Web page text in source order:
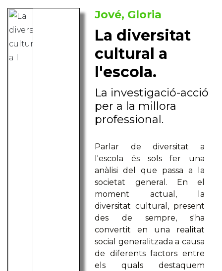
Jové, Gloria
La diversitat
cultural a
l'escola.
La investigació-acció
per a la millora
professional.
Parlar de diversitat a
l'escola és sols fer una
anàlisi del que passa a la
societat general. En el
moment actual, la
diversitat cultural, present
des de sempre, s'ha
convertit en una realitat
social generalitzada a causa
de diferents factors entre
els quals destaquem